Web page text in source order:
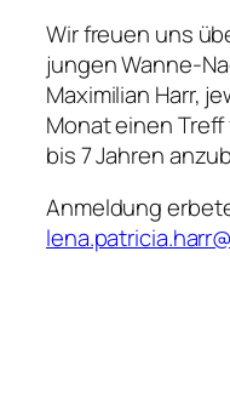
Wir freuen uns
jungen Wanne-
Maximilian Harr,
Monat einen
bis 7 Jahren
Anmeldung